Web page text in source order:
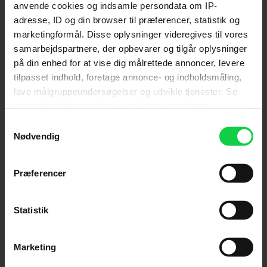
anvende cookies og indsamle persondata om IP-
adresse, ID og din browser til præferencer, statistik og
marketingformål. Disse oplysninger videregives til vores
samarbejdspartnere, der opbevarer og tilgår oplysninger
på din enhed for at vise dig målrettede annoncer, levere
tilpasset indhold, foretage annonce- og indholdsmåling,
lave målgruppeundersøgelser og udvikle tjenester. Se
tilbage eller ændre indstillinger fra vores
"Cookiedeklaration", eller ved at trykke på "Privacy
Indsamle præcise oplysninger om din placering,
Identificere din enhed baseret på en scanning af
dens unikke karakteristika (fingerprinting)
Nødvendig
Præferencer
Statistik
Marketing
'Bones and All', hvor vi vil introducere filmen ved
flere af dens visninger rundt om i landet.Se hvilke
her.
Følg os for de seneste nyheder, konkurrencer
samt film- og serietips: